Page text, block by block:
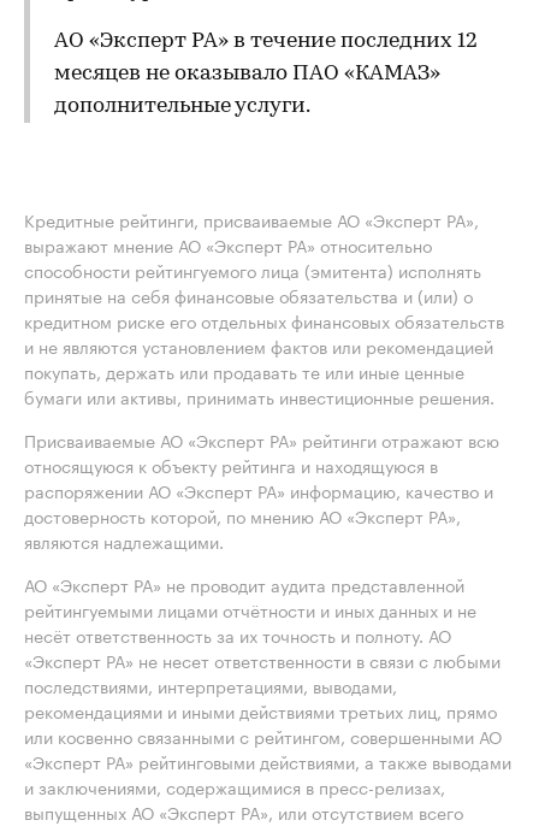
АО «Эксперт РА» в течение последних 12
месяцев не оказывало ПАО «КАМАЗ»
дополнительные услуги.
Кредитные рейтинги, присваиваемые АО «Эксперт РА»,
выражают мнение АО «Эксперт РА» относительно
способности рейтингуемого лица (эмитента) исполнять
принятые на себя финансовые обязательства и (или) о
кредитном риске его отдельных финансовых обязательств
и не являются установлением фактов или рекомендацией
покупать, держать или продавать те или иные ценные
бумаги или активы, принимать инвестиционные решения.
Присваиваемые АО «Эксперт РА» рейтинги отражают всю
относящуюся к объекту рейтинга и находящуюся в
распоряжении АО «Эксперт РА» информацию, качество и
достоверность которой, по мнению АО «Эксперт РА»,
являются надлежащими.
АО «Эксперт РА» не проводит аудита представленной
рейтингуемыми лицами отчётности и иных данных и не
несёт ответственность за их точность и полноту. АО
«Эксперт РА» не несет ответственности в связи с любыми
последствиями, интерпретациями, выводами,
рекомендациями и иными действиями третьих лиц, прямо
или косвенно связанными с рейтингом, совершенными АО
«Эксперт РА» рейтинговыми действиями, а также выводами
и заключениями, содержащимися в пресс-релизах,
выпущенных АО «Эксперт РА», или отсутствием всего